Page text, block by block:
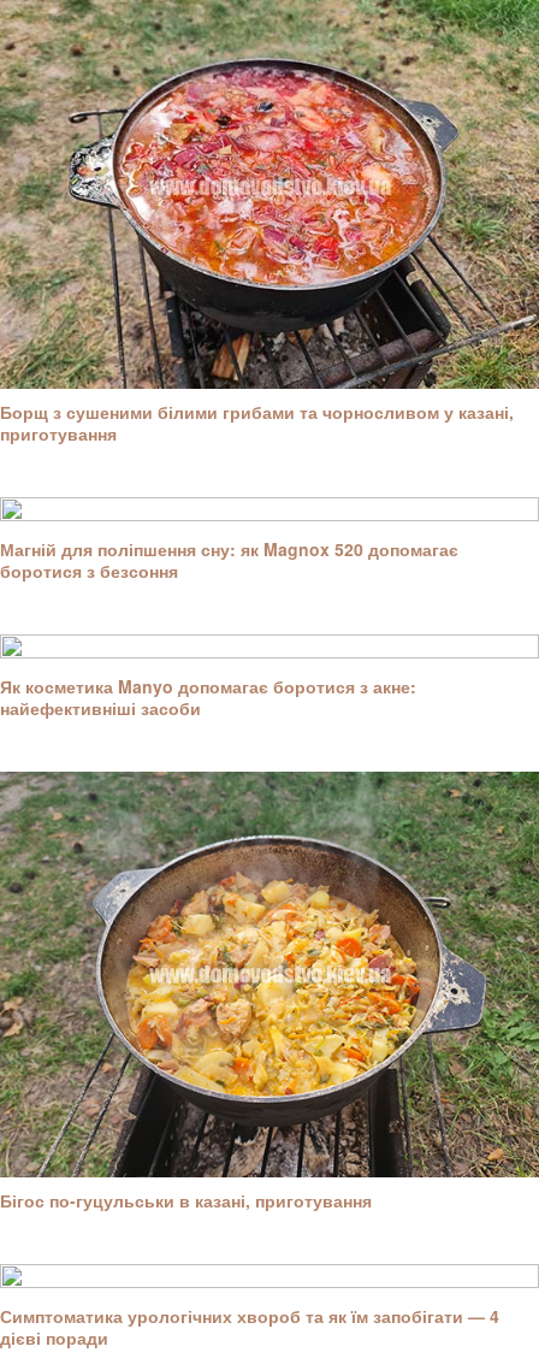
Борщ з сушеними білими грибами та чорносливом у казані,
приготування
Магній для поліпшення сну: як Magnox 520 допомагає
боротися з безсоння
Як косметика Manyo допомагає боротися з акне:
найефективніші засоби
Бігос по-гуцульськи в казані, приготування
Симптоматика урологічних хвороб та як їм запобігати — 4
дієві поради